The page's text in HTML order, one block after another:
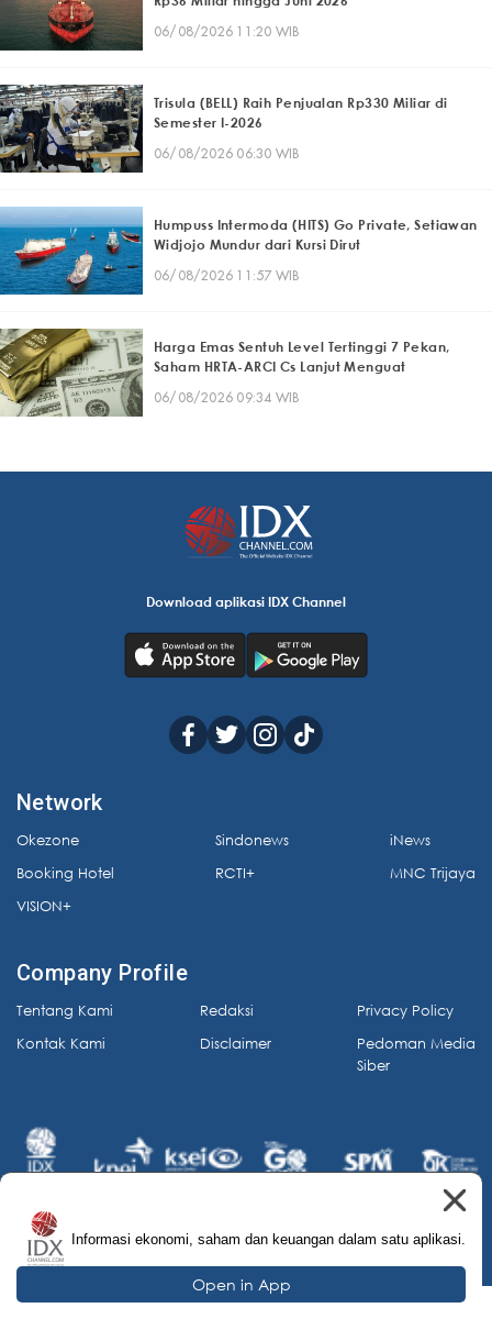
06/08/2026 11:20 WIB
Trisula (BELL) Raih Penjualan Rp330 Miliar di
Semester I-2026
06/08/2026 06:30 WIB
Humpuss Intermoda (HITS) Go Private, Setiawan
Widjojo Mundur dari Kursi Dirut
06/08/2026 11:57 WIB
Harga Emas Sentuh Level Tertinggi 7 Pekan,
Saham HRTA-ARCI Cs Lanjut Menguat
06/08/2026 09:34 WIB
Download aplikasi IDX Channel
Network
Okezone
Booking Hotel
VISION+
Sindonews
RCTI+
iNews
MNC Trijaya
Company Profile
Tentang Kami
Kontak Kami
Redaksi
Disclaimer
Privacy Policy
Pedoman Media
Siber
© 2026 IDX Channel. All Rights Reserved.
Informasi ekonomi, saham dan keuangan dalam satu aplikasi.
Open in App